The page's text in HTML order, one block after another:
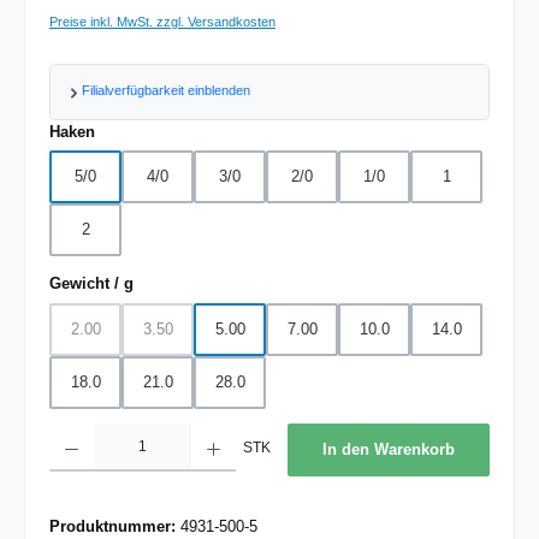
Preise inkl. MwSt. zzgl. Versandkosten
Filialverfügbarkeit einblenden
Hakenauswählen
5/0 4/0 3/0 2/0 1/0 1
2
Gewicht / g
2.00
(Diese Option ist zurzeit nicht verfügbar.)
3.50
(Diese Option ist zurzeit nicht verfügbar.)
5.00 7.00 10.0 14.0
18.0 21.0 28.0
STK In den Warenkorb
Produktnummer: 4931-500-5